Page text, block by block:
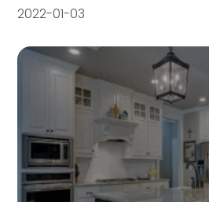
2022-01-03